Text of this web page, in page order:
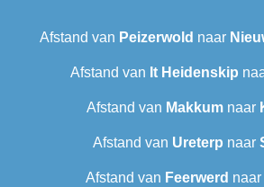
Afstand van Peizerwold naar
Afstand van It Heidenskip
Afstand van Makkum naar
Afstand van Ureterp naar
Afstand van Feerwerd naar